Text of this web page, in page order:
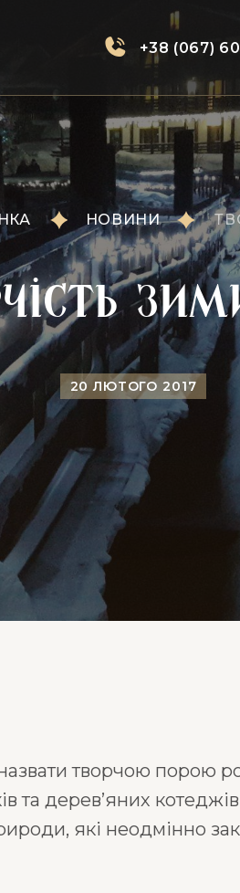
+38 (067)
НОВИНИ
20 ЛЮТОГО 2017
творчою порою
та дерев’яних
які неодмінно